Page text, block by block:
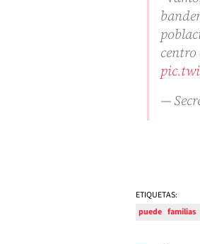
—
ETIQUETAS:
puede familias